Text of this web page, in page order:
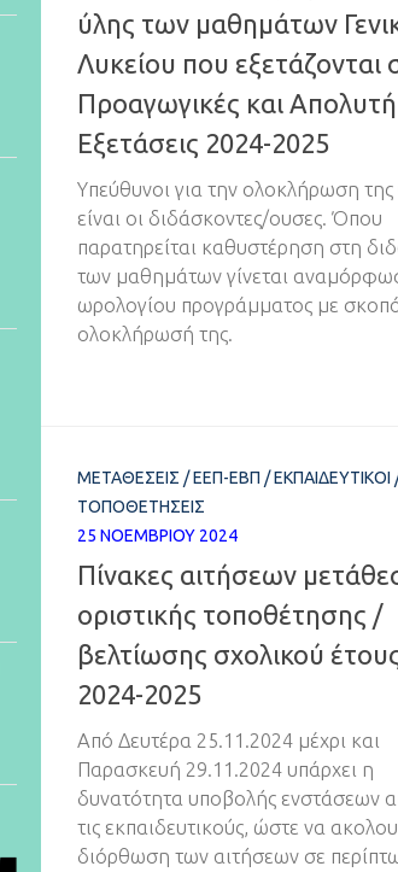
ύλης των μαθημάτων
Λυκείου που εξετάζονται
Προαγωγικές και
Εξετάσεις 2024-2025
Υπεύθυνοι για την ολοκλήρωση της
είναι οι διδάσκοντες/ουσες. Όπου
παρατηρείται καθυστέρηση στη
των μαθημάτων γίνεται
ωρολογίου προγράμματος με
ολοκλήρωσή της.
ΜΕΤΑΘΈΣΕΙΣ /ΕΕΠ-ΕΒΠ /ΕΚΠΑΙΔΕΥΤΙΚΟΊ
ΤΟΠΟΘΕΤΉΣΕΙΣ
25 ΝΟΕΜΒΡΊΟΥ 2024
Πίνακες αιτήσεων
οριστικής τοποθέτησης /
βελτίωσης σχολικού
2024-2025
Από Δευτέρα 25.11.2024 μέχρι και
Παρασκευή 29.11.2024 υπάρχει η
δυνατότητα υποβολής ενστάσεων
τις εκπαιδευτικούς, ώστε να
διόρθωση των αιτήσεων σε